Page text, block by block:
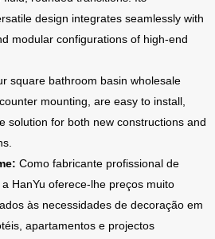
design integrates seamlessly with
modular configurations of high-end
square bathroom basin wholesale
mounting, are easy to install,
solution for both new constructions and
Como fabricante profissional de
HanYu oferece-lhe preços muito
às necessidades de decoração em
apartamentos e projectos